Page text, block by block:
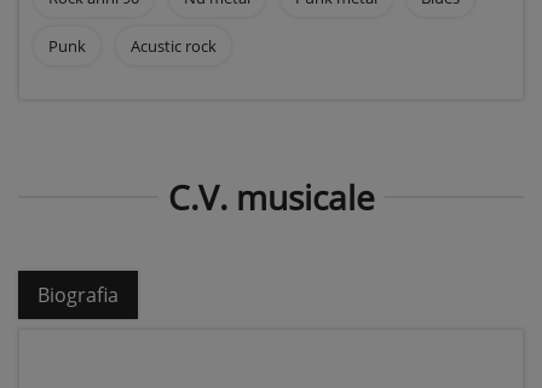
Punk Acustic rock
C.V. musicale
Biografia